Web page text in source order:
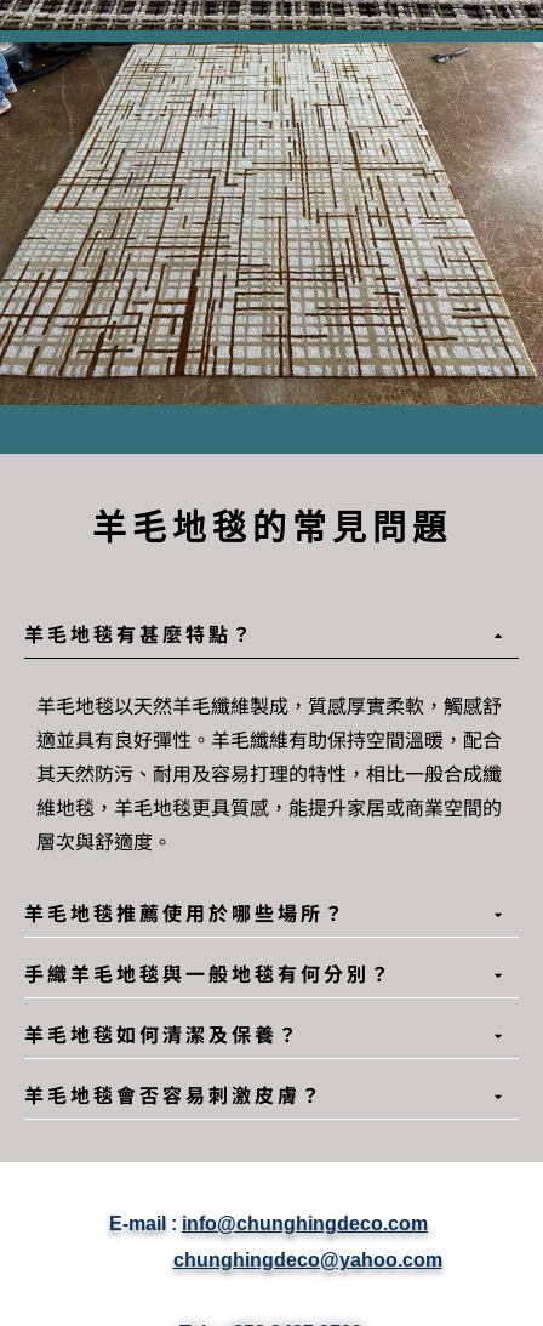
羊毛地毯的常見問題
羊毛地毯有甚麼特點？
羊毛地毯以天然羊毛纖維製成，質感厚實柔軟，觸感舒
適並具有良好彈性。羊毛纖維有助保持空間溫暖，配合
其天然防污、耐用及容易打理的特性，相比一般合成纖
維地毯， 羊毛地毯更具質感，能提升家居或商業空間的
層次與舒適度。
羊毛地毯推薦使用於哪些場所？
手織羊毛地毯與一般地毯有何分別？
羊毛地毯如何清潔及保養？
羊毛地毯會否容易刺激皮膚？
E-mail : info@chunghingdeco.com
chunghingdeco@yahoo.com